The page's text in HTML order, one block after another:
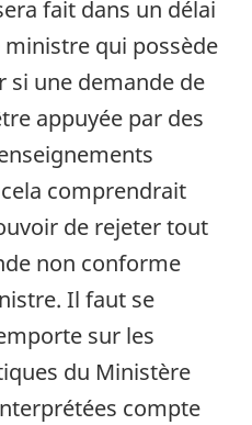
fait dans un délai
qui possède
si une demande de
appuyée par des
comprendrait
de rejeter tout
non conforme
Il faut se
sur les
du Ministère
compte